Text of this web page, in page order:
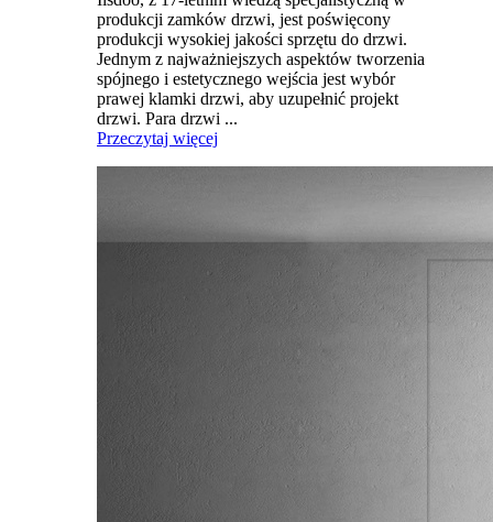
produkcji zamków drzwi, jest poświęcony
produkcji wysokiej jakości sprzętu do drzwi.
Jednym z najważniejszych aspektów tworzenia
spójnego i estetycznego wejścia jest wybór
prawej klamki drzwi, aby uzupełnić projekt
drzwi. Para drzwi ...
Przeczytaj więcej